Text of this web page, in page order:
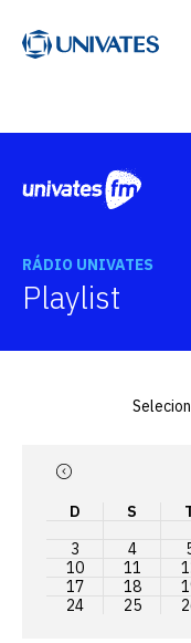
RÁDIO UNIVATES
Playlist
D S
3
4
10
11
17
18
24
25